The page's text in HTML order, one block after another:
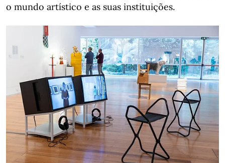
o mundo artístico e as suas instituições.